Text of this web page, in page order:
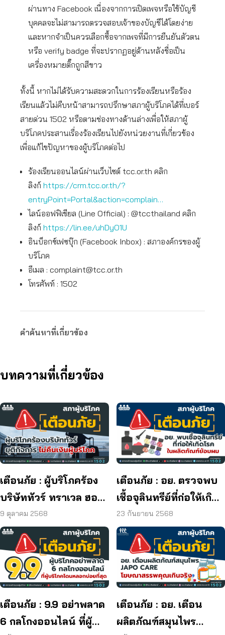
ผ่านทาง Facebook เนื่องจากการเปิดเพจหรือใช้บัญชี
บุคคลจะไม่สามารถตรวจสอบเจ้าของบัญชีได้โดยง่าย
และหากจำเป็นควรเลือกซื้อจากเพจที่มีการยืนยันตัวตน
หรือ verify badge ที่จะปรากฏอยู่ด้านหลังชื่อเป็น
เครื่องหมายติ๊กถูกสีขาว
ทั้งนี้ หากไม่ได้รับความสะดวกในการร้องเรียนหรือร้อง
เรียนแล้วไม่คืบหน้าสามารถปรึกษาสภาผู้บริโภคได้ที่เบอร์
สายด่วน 1502 หรือตามช่องทางด้านล่างเพื่อให้สภาผู้
บริโภคประสานเรื่องร้องเรียนไปยังหน่วยงานที่เกี่ยวข้อง
เพื่อแก้ไขปัญหาของผู้บริโภคต่อไป
ร้องเรียนออนไลน์ผ่านเว็บไซต์ tcc.or.th คลิก
ลิงก์ https://crm.tcc.or.th/?
entryPoint=Portal&action=complain…
ไลน์ออฟฟิเชียล (Line Official) : @tccthailand คลิก
ลิงก์ https://lin.ee/uhDyO1U
อินบ็อกซ์เฟซบุ๊ก (Facebook Inbox) : สภาองค์กรของผู้
บริโภค
อีเมล : complaint@tcc.or.th
โทรศัพท์ : 1502
คำค้นหาที่เกี่ยวข้อง
บทความที่เกี่ยวข้อง
เตือนภัย : ผู้บริโภคร้อง
บริษัททัวร์ ทราเวล ฮอลิ
เดย์ ยุติกิจการ ไม่คืนเงิน
ผู้บริโภค
9 ตุลาคม 2568
เตือนภัย : อย. ตรวจพบ
เชื้อจุลินทรีย์ที่ก่อให้เกิด
โรค และพบแบคทีเรีย
ยีสต์ และรา เกิน
มาตรฐานกำหนด ใน
ผลิตภัณฑ์ย้อมผม
23 กันยายน 2568
เตือนภัย : 9.9 อย่าพลาด
6 กลโกงออนไลน์ ที่ผู้
เตือนภัย : อย. เตือน
ผลิตภัณฑ์สมุนไพร